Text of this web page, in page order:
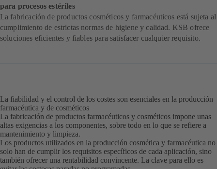
para procesos estériles
La fabricación de productos cosméticos y farmacéuticos está sujeta al
cumplimiento de estrictas normas de higiene y calidad. KSB ofrece
soluciones eficientes y fiables para satisfacer cualquier requisito.
La fiabilidad y el control de los costes son esenciales en la producción
farmacéutica y de cosméticos
La fabricación de productos farmacéuticos y cosméticos impone unas
altas exigencias a los componentes, sobre todo en lo que se refiere a
mantenimiento y limpieza.
Los productos utilizados en la producción cosmética y farmacéutica no
solo han de cumplir los requisitos específicos de cada aplicación, sino
también ofrecer una rentabilidad convincente. La clave para ello es